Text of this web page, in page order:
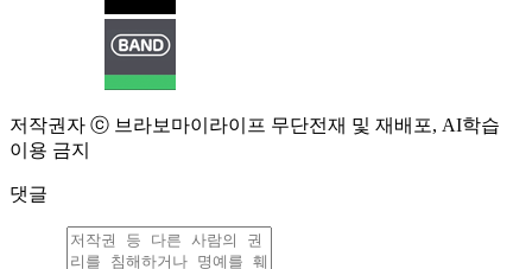
저작권자 ⓒ 브라보마이라이프 무단전재 및 재배포, AI학습
이용 금지
댓글